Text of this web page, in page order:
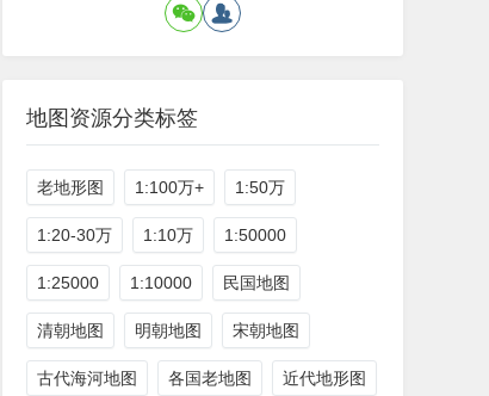
地图资源分类标签
老地形图 1:100万+ 1:50万
1:20-30万 1:10万 1:50000
1:25000 1:10000 民国地图
清朝地图 明朝地图 宋朝地图
古代海河地图 各国老地图 近代地形图